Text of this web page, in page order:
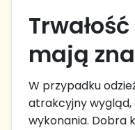
mają
W przypadku
atrakcyjny wygląd,
wykonania. Dobra